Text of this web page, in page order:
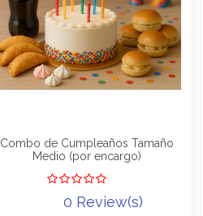
Combo de Cumpleaños Tamaño
Medio (por encargo)
0 Review(s)